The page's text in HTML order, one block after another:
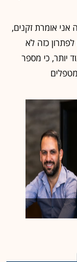
אני אומרת זקנים,
כזה לא
יותר, כי מספר